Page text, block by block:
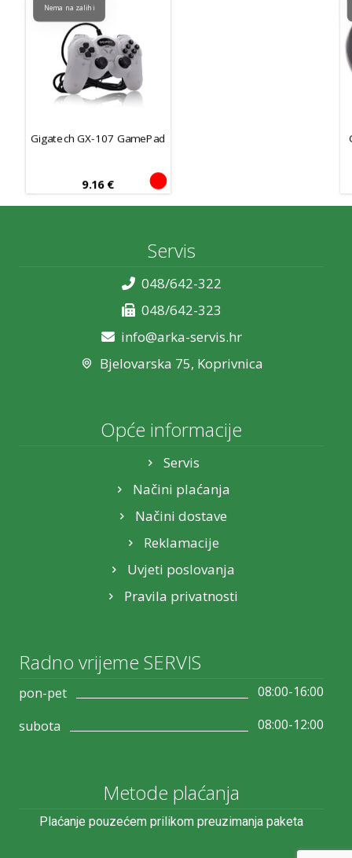
Gigatech GX-107 GamePad
9.16 €
Nema na zalihi
Servis
048/642-322
048/642-323
info@arka-servis.hr
Bjelovarska 75, Koprivnica
Opće informacije
Servis
Načini plaćanja
Načini dostave
Reklamacije
Uvjeti poslovanja
Pravila privatnosti
Radno vrijeme SERVIS
pon-pet
08:00-16:00
subota
08:00-12:00
Metode plaćanja
Plaćanje pouzećem prilikom preuzimanja paketa